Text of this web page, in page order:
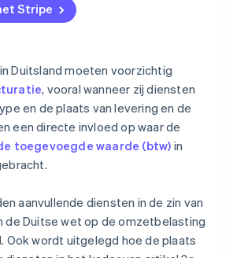
Stripe
Duitsland moeten voorzichtig
, vooral wanneer zij diensten
en de plaats van levering en de
een directe invloed op waar de
toegevoegde waarde (btw) in
aanvullende diensten in de zin van
de Duitse wet op de omzetbelasting
Ook wordt uitgelegd hoe de plaats